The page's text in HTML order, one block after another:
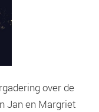
over de
Jan en Margriet